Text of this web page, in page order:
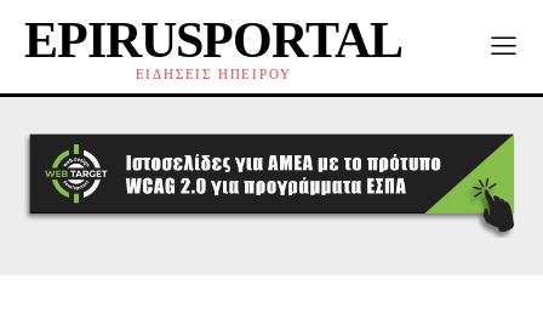
EPIRUSPORTAL
ΕΙΔΗΣΕΙΣ ΗΠΕΙΡΟΥ